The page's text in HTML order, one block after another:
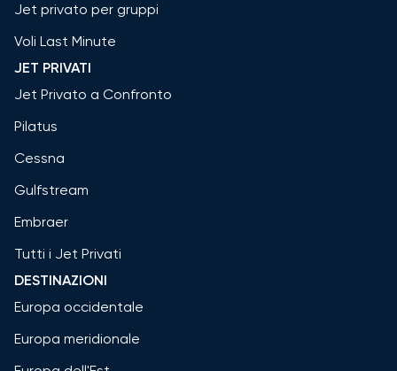
Jet privato per gruppi
Voli Last Minute
JET PRIVATI
Jet Privato a Confronto
Pilatus
Cessna
Gulfstream
Embraer
Tutti i Jet Privati
DESTINAZIONI
Europa occidentale
Europa meridionale